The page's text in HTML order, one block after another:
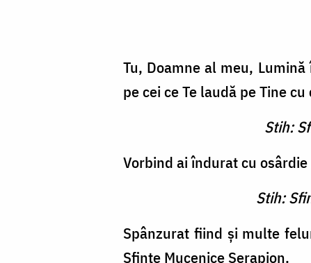
Tu, Doamne al meu,
pe cei ce Te laudă pe Tine
Stih:
Vorbind ai îndurat cu
Stih:
Spânzurat fiind şi multe
Sfinte Mucenice Serapion.